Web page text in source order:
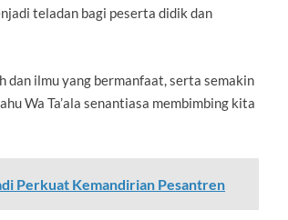
teladan bagi peserta didik dan
dan ilmu yang bermanfaat, serta semakin
Wa Ta’ala senantiasa membimbing kita
Perkuat Kemandirian Pesantren